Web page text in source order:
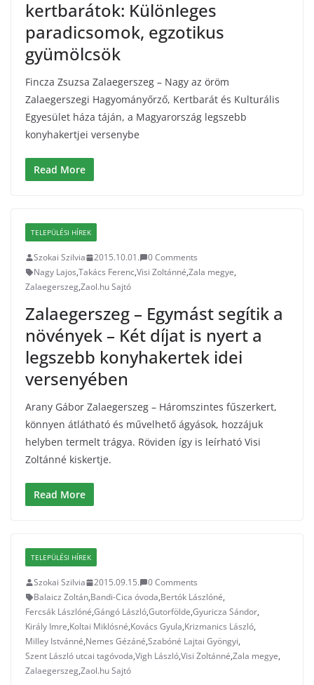
kertbarátok: Különleges
paradicsomok, egzotikus
gyümölcsök
Fincza Zsuzsa Zalaegerszeg – Nagy az öröm
Zalaegerszegi Hagyományőrző, Kertbarát és Kulturális
Egyesület háza táján, a Magyarország legszebb
konyhakertjei versenybe
Read More
TELEPÜLÉSI HÍREK
Szokai Szilvia 2015.10.01.
0 Comments
Nagy Lajos,Takács Ferenc,Visi Zoltánné,Zala megye,
Zalaegerszeg,Zaol.hu Sajtó
Zalaegerszeg – Egymást segítik a
növények – Két díjat is nyert a
legszebb konyhakertek idei
versenyében
Arany Gábor Zalaegerszeg – Háromszintes fűszerkert,
könnyen átlátható és művelhető ágyások, hozzájuk
helyben termelt trágya. Röviden így is leírható Visi
Zoltánné kiskertje.
Read More
TELEPÜLÉSI HÍREK
Szokai Szilvia 2015.09.15.
0 Comments
Balaicz Zoltán,Bandi-Cica óvoda,Bertók Lászlóné,
Fercsák Lászlóné,Gángó László,Gutorfölde,Gyuricza Sándor,
Király Imre,Koltai Miklósné,Kovács Gyula,Krizmanics László,
Milley Istvánné,Nemes Gézáné,Szabóné Lajtai Gyöngyi,
Szent László utcai tagóvoda,Vigh László,Visi Zoltánné,Zala megye,
Zalaegerszeg,Zaol.hu Sajtó